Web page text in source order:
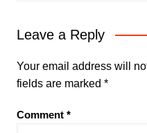
Leave a Reply
Your email address will
fields are marked *
Comment *